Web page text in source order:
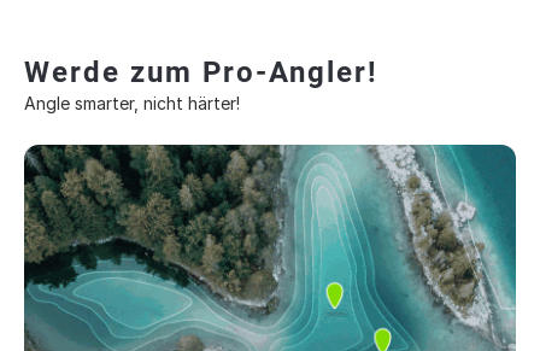
Werde zum Pro-Angler!
Angle smarter, nicht härter!